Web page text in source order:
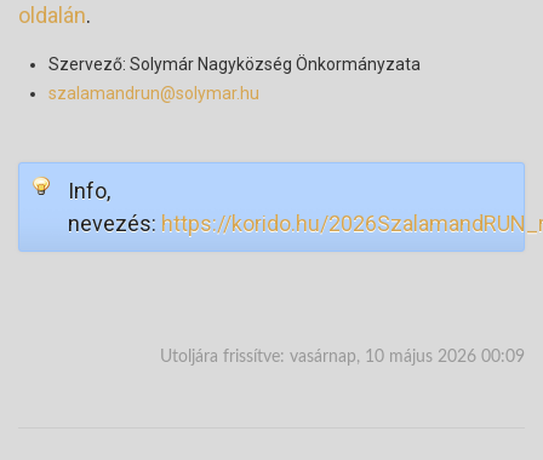
oldalán.
Szervező: Solymár Nagyközség Önkormányzata
szalamandrun@solymar.hu
Info,
nevezés: https://korido.hu/
Utoljára frissítve: vasárnap, 10 május 2026 00:09